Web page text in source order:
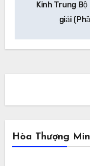
hướng
viết
Kinh Trung Bộ
giải
Hòa Thượng